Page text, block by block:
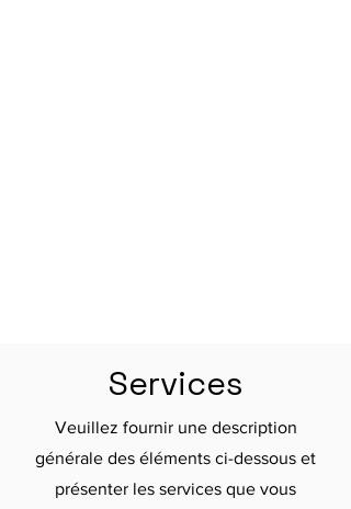
Services
Veuillez fournir une description
générale des éléments ci-dessous et
présenter les services que vous